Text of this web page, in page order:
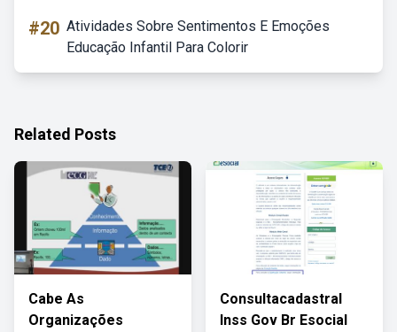
#20 Atividades Sobre Sentimentos E Emoções
Educação Infantil Para Colorir
Related Posts
Cabe As
Organizações
Consultacadastral
Inss Gov Br Esocial